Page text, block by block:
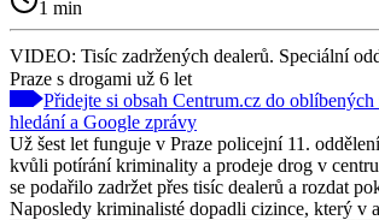
1 min
VIDEO: Tisíc zadržených dealerů. Speciální
Praze s drogami už 6 let
Přidejte si obsah Centrum.cz do
hledání a Google zprávy
Už šest let funguje v Praze policejní 11.
kvůli potírání kriminality a prodeje drog v
se podařilo zadržet přes tisíc dealerů a rozdat
Naposledy kriminalisté dopadli cizince, který v